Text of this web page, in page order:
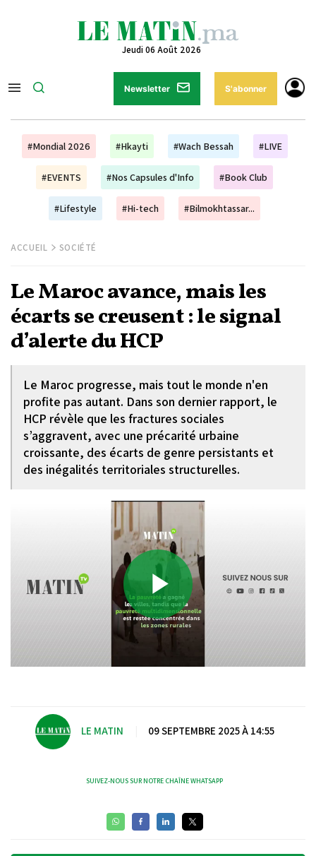
Jeudi 06 Août 2026
Newsletter S'abonner
#Mondial 2026 #Hkayti #Wach Bessah #LIVE
#EVENTS #Nos Capsules d'Info #Book Club
#Lifestyle #Hi-tech #Bilmokhtassar...
ACCUEIL SOCIÉTÉ
Le Maroc avance, mais les
écarts se creusent : le signal
d’alerte du HCP
Le Maroc progresse, mais tout le monde n'en
profite pas autant. Dans son dernier rapport, le
HCP révèle que les fractures sociales
s’aggravent, avec une précarité urbaine
croissante, des écarts de genre persistants et
des inégalités territoriales structurelles.
Play
LE MATIN 09 SEPTEMBRE 2025 À 14:55
SUIVEZ-NOUS SUR NOTRE CHAÎNE WHATSAPP